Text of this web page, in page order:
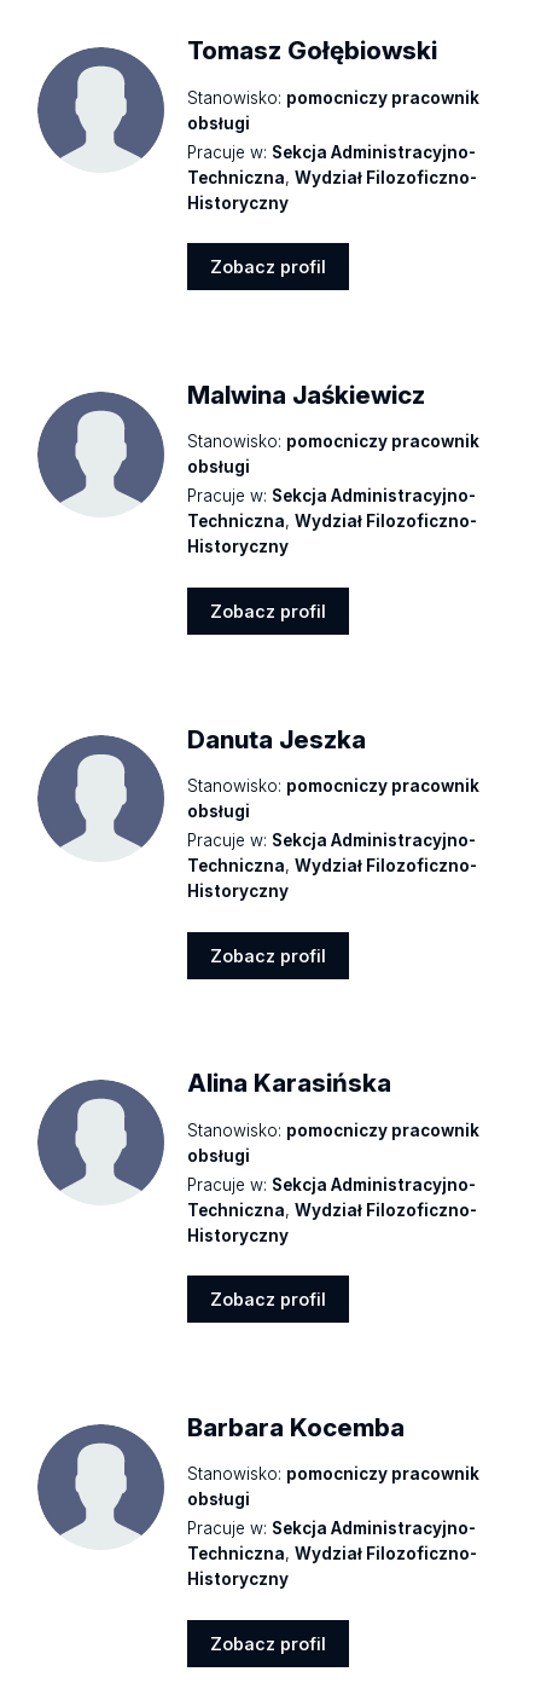
Tomasz Gołębiowski
Stanowisko: pomocniczy pracownik
obsługi
Pracuje w: Sekcja Administracyjno-
Techniczna,Wydział Filozoficzno-
Historyczny
Zobacz profil
Malwina Jaśkiewicz
Stanowisko: pomocniczy pracownik
obsługi
Pracuje w: Sekcja Administracyjno-
Techniczna,Wydział Filozoficzno-
Historyczny
Zobacz profil
Danuta Jeszka
Stanowisko: pomocniczy pracownik
obsługi
Pracuje w: Sekcja Administracyjno-
Techniczna,Wydział Filozoficzno-
Historyczny
Zobacz profil
Alina Karasińska
Stanowisko: pomocniczy pracownik
obsługi
Pracuje w: Sekcja Administracyjno-
Techniczna,Wydział Filozoficzno-
Historyczny
Zobacz profil
Barbara Kocemba
Stanowisko: pomocniczy pracownik
obsługi
Pracuje w: Sekcja Administracyjno-
Techniczna,Wydział Filozoficzno-
Historyczny
Zobacz profil